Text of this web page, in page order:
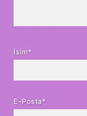
İsim*
E-Posta*